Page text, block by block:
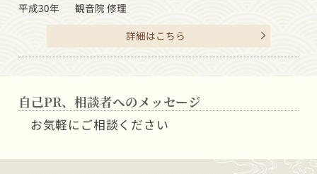
平成30年
観音院 修理
詳細はこちら
自己PR、相談者へのメッセージ
お気軽にご相談ください